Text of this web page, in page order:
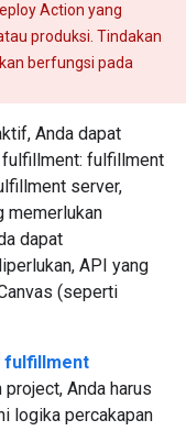
Action yang
produksi. Tindakan
berfungsi pada
Anda dapat
fulfillment: fulfillment
server,
memerlukan
dapat
API yang
(seperti
fulfillment
Anda harus
logika percakapan